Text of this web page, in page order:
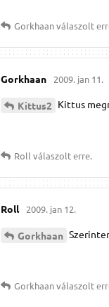
Gorkhaanválaszolt
Gorkhaan 2009. jan 11.
Kittus2 Kittus
Roll válaszolt erre.
Roll 2009. jan 12.
Gorkhaan
Gorkhaanválaszolt